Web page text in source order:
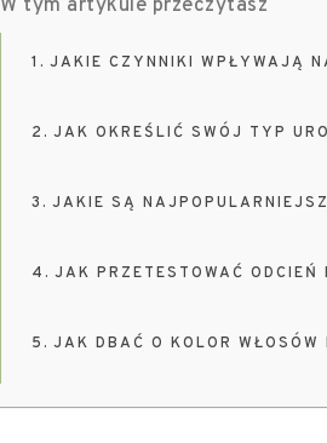
W tym artykule przeczytasz
JAKIE CZYNNIKI WPŁYWAJĄ
JAK OKREŚLIĆ SWÓJ TYP
JAKIE SĄ
JAK PRZETESTOWAĆ ODCIEŃ
JAK DBAĆ O KOLOR WŁOSÓW